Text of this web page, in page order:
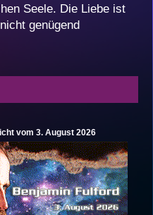
Seele. Die Liebe ist
genügend
vom 3. August 2026